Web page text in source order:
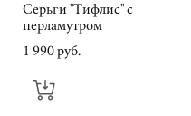
Серьги "Тифлис" с
перламутром
1 990 pуб.